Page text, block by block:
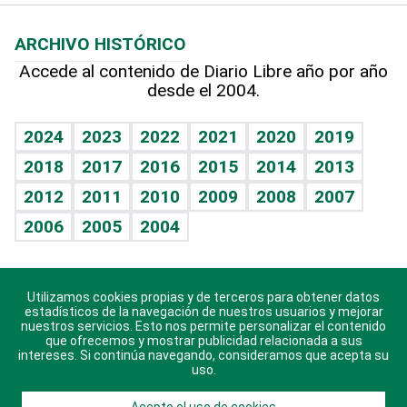
Hablando con el pediatra
Vida y familia
Eñe
Celebrando la vida
Sin complejos
En pocas palabras
Escuchando al corazón
Economía Personal
BRV
TBT Deportivo
Columnistas
Más firmas
Hecho en casa
Guía del dinero
Cumpleaños
Horóscopos
Juegos
ARCHIVO HISTÓRICO
Accede al contenido de Diario Libre año por año
desde el 2004.
2024 2023 2022 2021 2020
2019
2018
2017 2016 2015 2014
2013
2012
2011 2010 2009 2008
2007
2006
2005 2004
Descarga nuestras aplicaciones para Android, iOS y
sistema Huawei.
Utilizamos cookies propias y de terceros para obtener datos
estadísticos de la navegación de nuestros usuarios y mejorar
nuestros servicios. Esto nos permite personalizar el contenido
que ofrecemos y mostrar publicidad relacionada a sus
intereses. Si continúa navegando, consideramos que acepta su
uso.